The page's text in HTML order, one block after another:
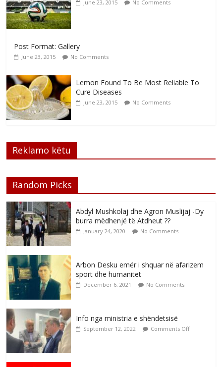
June 23, 2015 No Comments
Post Format: Gallery
June 23, 2015 No Comments
Lemon Found To Be Most Reliable To
Cure Diseases
June 23, 2015 No Comments
Reklamo këtu
Random Picks
Abdyl Mushkolaj dhe Agron Muslijaj -Dy
burra mëdhenjë të Atdheut ??
January 24, 2020 No Comments
Arbon Desku emër i shquar në afarizem
sport dhe humanitet
December 6, 2021 No Comments
Info nga ministria e shëndetsisë
September 12, 2022 Comments Off